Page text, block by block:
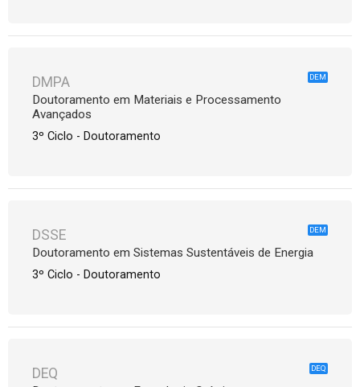
DEM
DMPA
Doutoramento em Materiais e Processamento
Avançados
3º Ciclo - Doutoramento
DEM
DSSE
Doutoramento em Sistemas Sustentáveis de Energia
3º Ciclo - Doutoramento
DEQ
DEQ